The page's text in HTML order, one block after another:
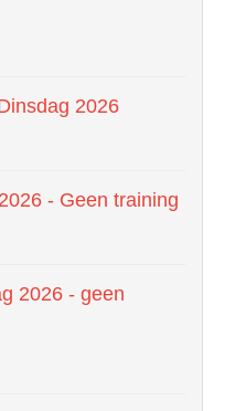
2026
- Geen training
2026 - geen